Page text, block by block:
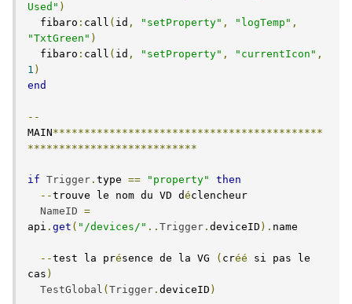
Used" )
  fibaro
: call ( id , "setProperty" , "logTemp" ,
"TxtGreen" )
  fibaro
: call ( id , "setProperty" , "currentIcon" ,
1 )
end
--
MAIN*******************************************
***************************
if Trigger . type == "property"
then
--trouve le nom du VD déclencheur
NameID =
api . get ( "/devices/" .. Trigger . deviceID ). name
--test la présence de la VG ( créé si pas le
cas )
TestGlobal ( Trigger . deviceID )